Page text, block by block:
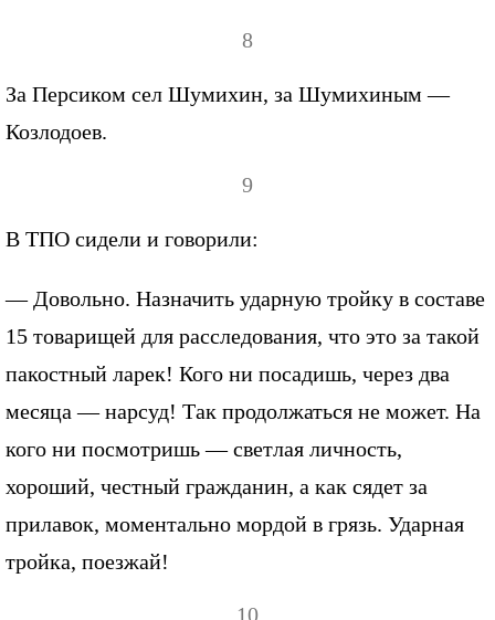
8
За Персиком сел Шумихин, за Шумихиным —
Козлодоев.
9
В ТПО сидели и говорили:
— Довольно. Назначить ударную тройку в составе
15 товарищей для расследования, что это за такой
пакостный ларек! Кого ни посадишь, через два
месяца — нарсуд! Так продолжаться не может. На
кого ни посмотришь — светлая личность,
хороший, честный гражданин, а как сядет за
прилавок, моментально мордой в грязь. Ударная
тройка, поезжай!
10